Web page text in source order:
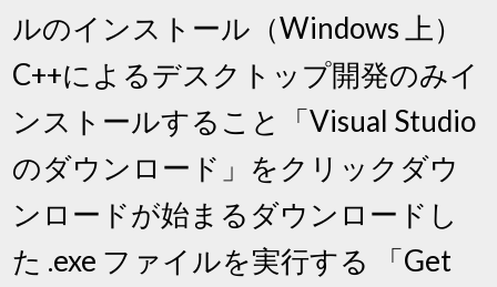
ルのインストール（Windows 上）
C++によるデスクトップ開発のみイ
ンストールすること「Visual Studio
のダウンロード」をクリックダウ
ンロードが始まるダウンロードし
た .exe ファイルを実行する 「Get